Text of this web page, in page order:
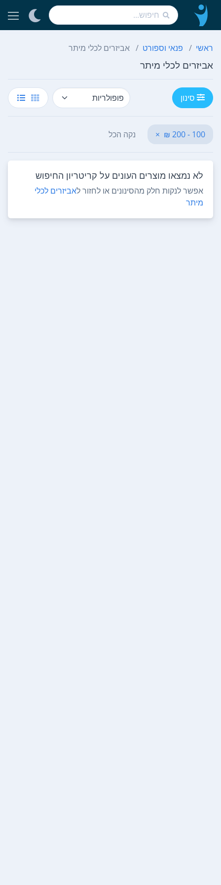
ראשי פנאי וספורט אביזרים לכלי מיתר
אביזרים לכלי מיתר
סינון
100 - 200 ₪
× נקה הכל
לא נמצאו מוצרים העונים על קריטריון החיפוש
אפשר לנקות חלק מהסינונים או לחזור לאביזרים לכלי
מיתר